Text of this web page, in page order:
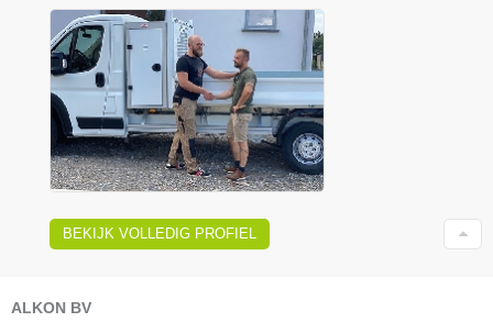
BEKIJK VOLLEDIG PROFIEL
ALKON BV